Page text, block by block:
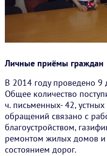
Личные приёмы граждан
В 2014 году проведено 9
Общее количество
ч. письменных- 42,
обращений связано с
благоустройством,
ремонтом жилых домов и
состоянием дорог.